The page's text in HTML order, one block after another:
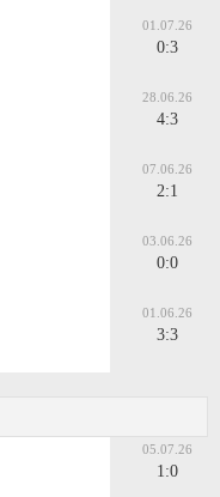
01.07.26
0:3
28.06.26
4:3
07.06.26
2:1
03.06.26
0:0
01.06.26
3:3
05.07.26
1:0